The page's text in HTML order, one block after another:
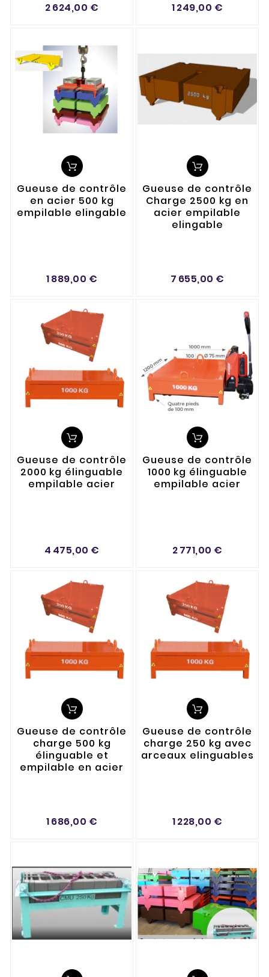
2 624,00 € 1 249,00 €
Gueuse de contrôle
en acier 500 kg
empilable elingable
1 889,00 €
Gueuse de contrôle
Charge 2500 kg en
acier empilable
elingable
7 655,00 €
Gueuse de contrôle
2000 kg élinguable
empilable acier
4 475,00 €
Gueuse de contrôle
1000 kg élinguable
empilable acier
2 771,00 €
Gueuse de contrôle
charge 500 kg
élinguable et
empilable en acier
1 686,00 €
Gueuse de contrôle
charge 250 kg avec
arceaux elinguables
1 228,00 €